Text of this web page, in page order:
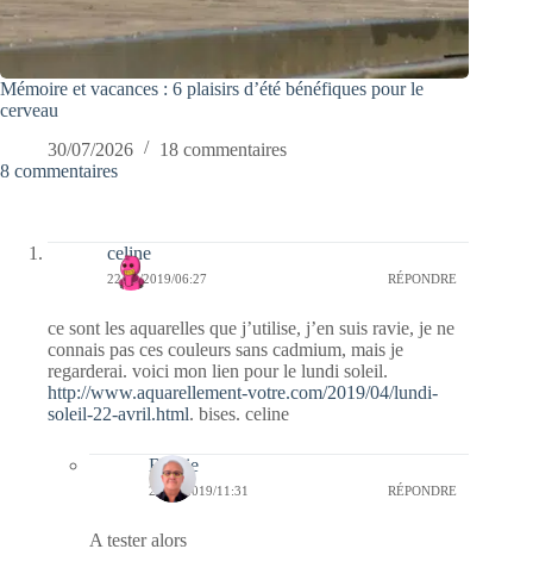
Mémoire et vacances : 6 plaisirs d’été bénéfiques pour le
cerveau
30/07/2026
18 commentaires
8 commentaires
celine
22/04/2019/06:27 RÉPONDRE
ce sont les aquarelles que j’utilise, j’en suis ravie, je ne
connais pas ces couleurs sans cadmium, mais je
regarderai. voici mon lien pour le lundi soleil.
http://www.aquarellement-votre.com/2019/04/lundi-
soleil-22-avril.html. bises. celine
Bernie
22/04/2019/11:31 RÉPONDRE
A tester alors